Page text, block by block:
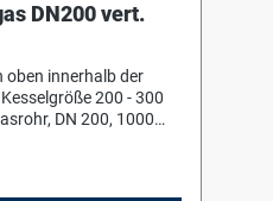
DN200 vert.
innerhalb der
200 - 300
DN 200, 1000